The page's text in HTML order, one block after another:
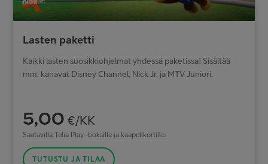
Lasten paketti
Kaikki lasten suosikkiohjelmat yhdessä paketissa! Sisältää
mm. kanavat Disney Channel, Nick Jr. ja MTV Juniori.
5,00 €/KK
Saatavilla Telia Play -boksille ja kaapelikortille.
TUTUSTU JA TILAA